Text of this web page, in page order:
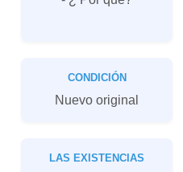
CONDICIÓN
Nuevo original
LAS EXISTENCIAS